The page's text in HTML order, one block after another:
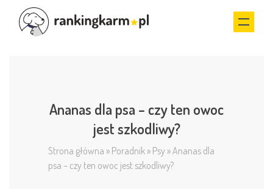
Ananas dla psa – czy ten owoc
jest szkodliwy?
Strona główna » Poradnik » Psy »Ananas dla
psa – czy ten owoc jest szkodliwy?